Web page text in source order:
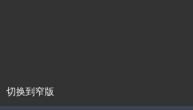
切换到窄版